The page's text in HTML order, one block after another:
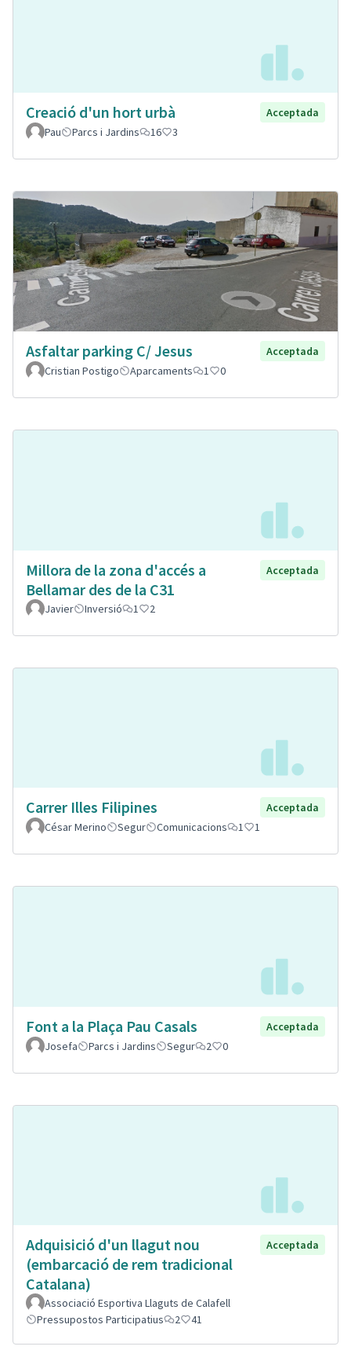
Creació d'un hort urbà
Acceptada
Pau
Parcs i Jardins 16 3
Asfaltar parking C/ Jesus
Acceptada
Cristian Postigo
Aparcaments 1 0
Millora de la zona d'accés a
Bellamar des de la C31
Acceptada
Javier Inversió 1 2
Carrer Illes Filipines
Acceptada
César Merino
Segur Comunicacions 1 1
Font a la Plaça Pau Casals
Acceptada
Josefa
Parcs i Jardins Segur 2 0
Adquisició d'un llagut nou
(embarcació de rem tradicional
Catalana)
Acceptada
Associació Esportiva Llaguts de Calafell
Pressupostos Participatius
2 41